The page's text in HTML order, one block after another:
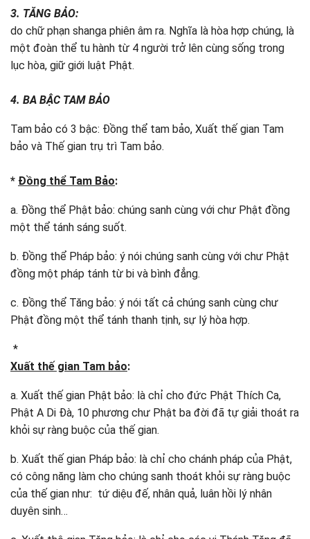
3. TĂNG BẢO:
do chữ phạn shanga phiên âm ra. Nghĩa là hòa hợp chúng, là
một đoàn thể tu hành từ 4 người trở lên cùng sống trong
lục hòa, giữ giới luật Phật.
4. BA BẬC TAM BẢO
Tam bảo có 3 bậc: Đồng thể tam bảo, Xuất thế gian Tam
bảo và Thế gian trụ trì Tam bảo.
* Đồng thể Tam Bảo:
a. Đồng thể Phật bảo: chúng sanh cùng với chư Phật đồng
một thể tánh sáng suốt.
b. Đồng thể Pháp bảo: ý nói chúng sanh cùng với chư Phật
đồng một pháp tánh từ bi và bình đẳng.
c. Đồng thể Tăng bảo: ý nói tất cả chúng sanh cùng chư
Phật đồng một thể tánh thanh tịnh, sự lý hòa hợp.
*
Xuất thế gian Tam bảo:
a. Xuất thế gian Phật bảo: là chỉ cho đức Phật Thích Ca,
Phật A Di Đà, 10 phương chư Phật ba đời đã tự giải thoát ra
khỏi sự ràng buộc của thế gian.
b. Xuất thế gian Pháp bảo: là chỉ cho chánh pháp của Phật,
có công năng làm cho chúng sanh thoát khỏi sự ràng buộc
của thế gian như: tứ diệu đế, nhân quả, luân hồi lý nhân
duyên sinh…